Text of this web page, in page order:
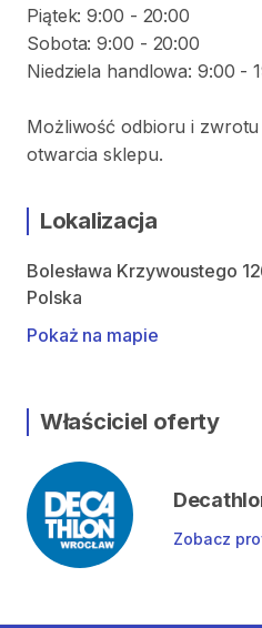
Piątek: 9:00 - 20:00
Sobota: 9:00 - 20:00
Niedziela handlowa: 9:00 -
Możliwość odbioru i
otwarcia sklepu.
Lokalizacja
Bolesława Krzywoustego
Polska
Pokaż na mapie
Właściciel oferty
Zobacz